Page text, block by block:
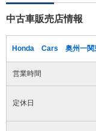
中古車販売店情報
Honda Cars 奥州一関
営業時間
定休日